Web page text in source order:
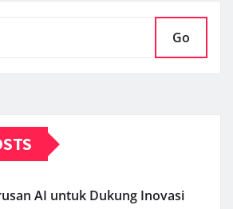
Go
AI untuk Dukung Inovasi